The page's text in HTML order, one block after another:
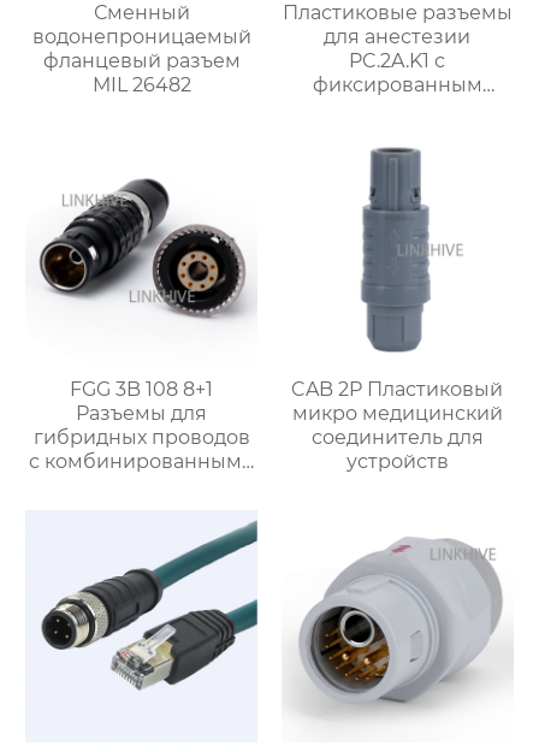
Сменный
водонепроницаемый
фланцевый разъем
MIL 26482
Пластиковые разъемы
для анестезии
PC.2A.K1 с
фиксированным
FGG 3B 108 8+1
Разъемы для
гибридных проводов
с комбинированными
CAB 2P Пластиковый
микро медицинский
соединитель для
устройств